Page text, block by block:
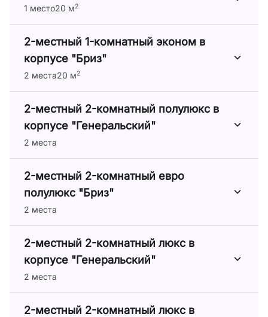
1 место20 м2
2-местный 1-комнатный эконом в
корпусе "Бриз"
2 места20 м2
2-местный 2-комнатный полулюкс в
корпусе "Генеральский"
2 места
2-местный 2-комнатный евро
полулюкс "Бриз"
2 места
2-местный 2-комнатный люкс в
корпусе "Генеральский"
2 места
2-местный 2-комнатный люкс в